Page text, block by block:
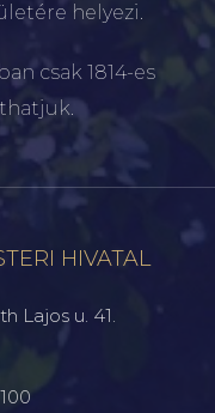
helyezi.
csak 1814-es
HIVATAL
Lajos u. 41.